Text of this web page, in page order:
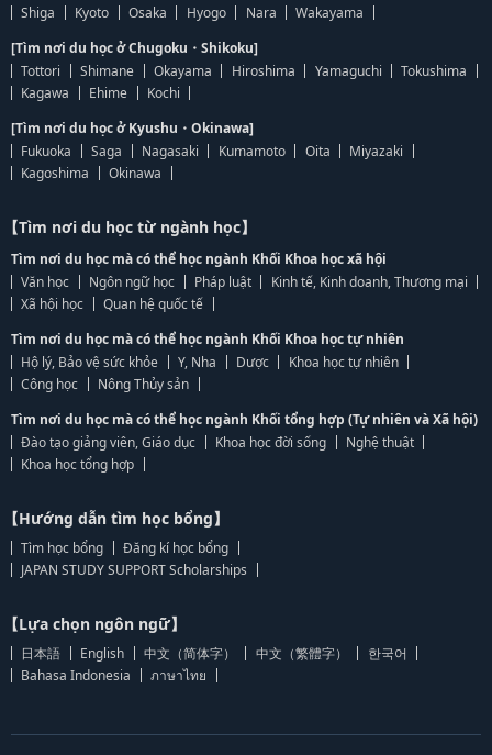
Shiga
Kyoto Osaka Hyogo Nara
Wakayama
[Tìm nơi du học ở Chugoku・Shikoku]
Tottori
Shimane Okayama Hiroshima Yamaguchi
Tokushima
Kagawa
Ehime
Kochi
[Tìm nơi du học ở Kyushu・Okinawa]
Fukuoka
Saga Nagasaki Kumamoto Oita
Miyazaki
Kagoshima
Okinawa
【Tìm nơi du học từ ngành học】
Tìm nơi du học mà có thể học ngành Khối Khoa học xã hội
Văn học
Ngôn ngữ học Pháp luật
Kinh tế, Kinh doanh, Thương mại
Xã hội học
Quan hệ quốc tế
Tìm nơi du học mà có thể học ngành Khối Khoa học tự nhiên
Hộ lý, Bảo vệ sức khỏe
Y, Nha Dược
Khoa học tự nhiên
Công học
Nông Thủy sản
Tìm nơi du học mà có thể học ngành Khối tổng hợp (Tự nhiên và Xã hội)
Đào tạo giảng viên, Giáo dục
Khoa học đời sống
Nghệ thuật
Khoa học tổng hợp
【Hướng dẫn tìm học bổng】
Tìm học bổng
Đăng kí học bổng
JAPAN STUDY SUPPORT Scholarships
【Lựa chọn ngôn ngữ】
日本語 English 中文（简体字） 中文（繁體字）
한국어
Bahasa Indonesia
ภาษาไทย